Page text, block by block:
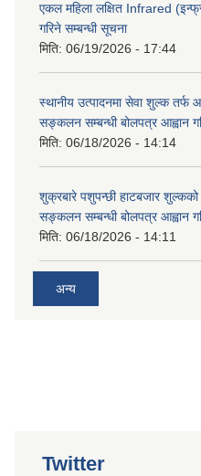
एकल महिला लक्षित Infrared
गरिने सम्बन्धी सूचना
मिति: 06/19/2026 - 17:44
स्थानीय उत्पादनमा सेवा शुल्क तर्फ
सङ्कलन सम्बन्धी बोलपत्र आह्वान
मिति: 06/18/2026 - 14:14
शुक्रबारे पशुपन्छी हाटबजार
सङ्कलन सम्बन्धी बोलपत्र आह्वान
मिति: 06/18/2026 - 14:11
अन्य
Twitter